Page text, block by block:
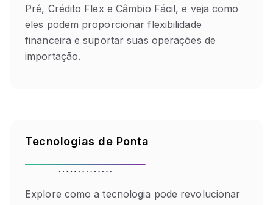
Pré, Crédito Flex e Câmbio Fácil, e veja como
eles podem proporcionar flexibilidade
financeira e suportar suas operações de
importação.
Tecnologias de Ponta
Explore como a tecnologia pode revolucionar